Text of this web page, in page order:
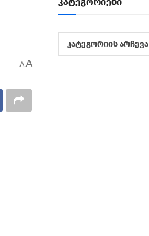
AA
კატეგორიები
კატეგორიის არჩევა